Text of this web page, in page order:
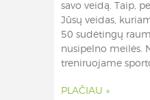
savo veidą. Taip,
Jūsų veidas,
50 sudėtingų
nusipelno meilės.
treniruojame
PLAČIAU »